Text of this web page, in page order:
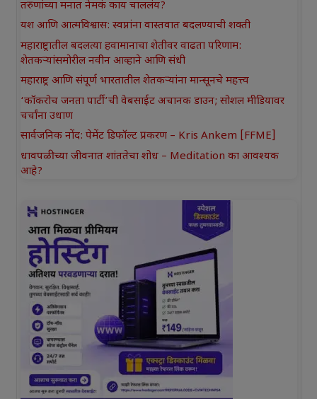
तरुणांच्या मनात नेमकं काय चाललंय?
यश आणि आत्मविश्वास: स्वप्नांना वास्तवात बदलण्याची शक्ती
महाराष्ट्रातील बदलत्या हवामानाचा शेतीवर वाढता परिणाम:
शेतकऱ्यांसमोरील नवीन आव्हाने आणि संधी
महाराष्ट्र आणि संपूर्ण भारतातील शेतकऱ्यांना मान्सूनचे महत्त्व
‘कॉकरोच जनता पार्टी’ची वेबसाईट अचानक डाउन; सोशल मीडियावर
चर्चांना उधाण
सार्वजनिक नोंद: पेमेंट डिफॉल्ट प्रकरण – Kris Ankem [FFME]
धावपळीच्या जीवनात शांततेचा शोध – Meditation का आवश्यक
आहे?